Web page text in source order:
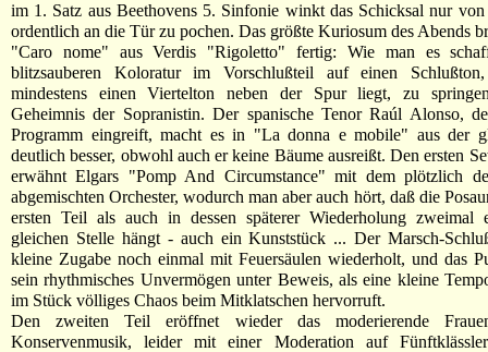
im 1. Satz aus Beethovens 5. Sinfonie winkt das Schicksal nur von
ordentlich an die Tür zu pochen. Das größte Kuriosum des Abends
"Caro nome" aus Verdis "Rigoletto" fertig: Wie man es
blitzsauberen Koloratur im Vorschlußteil auf einen
mindestens einen Viertelton neben der Spur liegt, zu
Geheimnis der Sopranistin. Der spanische Tenor Raúl Alonso,
Programm eingreift, macht es in "La donna e mobile" aus der
deutlich besser, obwohl auch er keine Bäume ausreißt. Den ersten
erwähnt Elgars "Pomp And Circumstance" mit dem plötzlich
abgemischten Orchester, wodurch man aber auch hört, daß die
ersten Teil als auch in dessen späterer Wiederholung zweimal
gleichen Stelle hängt - auch ein Kunststück ... Der Marsch-
kleine Zugabe noch einmal mit Feuersäulen wiederholt, und das
sein rhythmisches Unvermögen unter Beweis, als eine kleine
im Stück völliges Chaos beim Mitklatschen hervorruft.
Den zweiten Teil eröffnet wieder das moderierende
Konservenmusik, leider mit einer Moderation auf